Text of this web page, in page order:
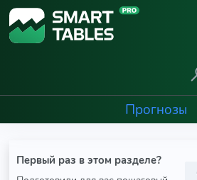
Прогнозы
Первый раз в этом разделе?